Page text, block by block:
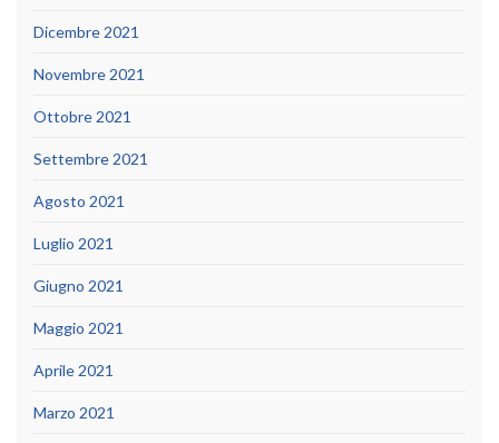
Dicembre 2021
Novembre 2021
Ottobre 2021
Settembre 2021
Agosto 2021
Luglio 2021
Giugno 2021
Maggio 2021
Aprile 2021
Marzo 2021